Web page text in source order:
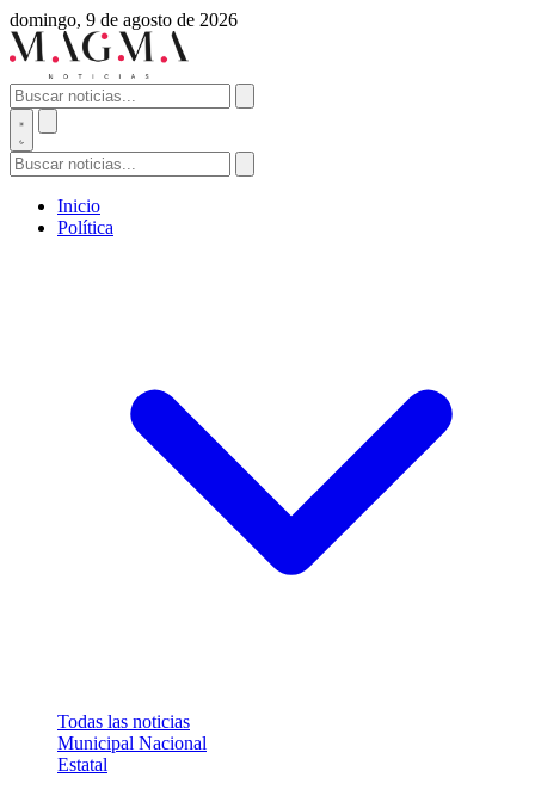
domingo, 9 de agosto de 2026
Inicio
Política
Todas las noticias
Municipal Nacional
Estatal